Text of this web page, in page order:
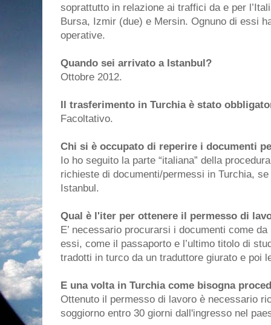
soprattutto in relazione ai traffici da e per
Bursa, Izmir (due) e Mersin. Ognuno di essi
operative.
Quando sei arrivato a Istanbul?
Ottobre 2012.
Il trasferimento in Turchia è stato
Facoltativo.
Chi si è occupato di reperire i documenti
Io ho seguito la parte “italiana” della
richieste di documenti/permessi in Turchia, se
Istanbul.
Qual è l'iter per ottenere il permesso di
E’ necessario procurarsi i documenti come
essi, come il passaporto e l’ultimo titolo di
tradotti in turco da un traduttore giurato e poi
E una volta in Turchia come bisogna
Ottenuto il permesso di lavoro è necessario
soggiorno entro 30 giorni dall'ingresso nel